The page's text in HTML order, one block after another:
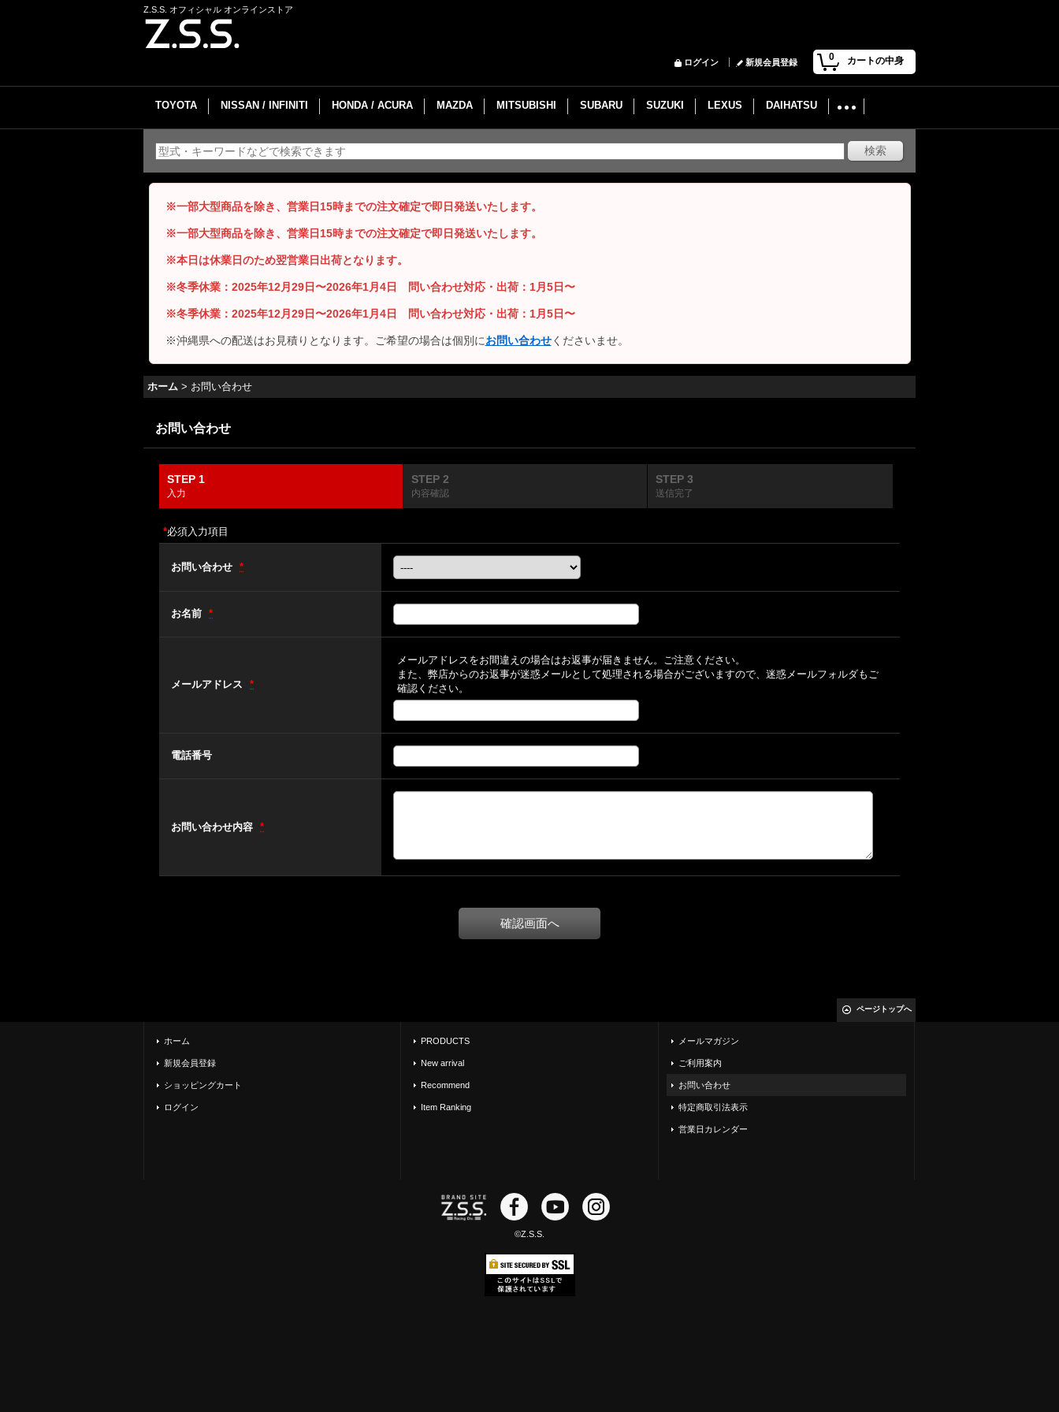
Z.S.S. オフィシャル オンラインストア
0 カートの中身
ログイン 新規会員登録
TOYOTA NISSAN / INFINITI HONDA / ACURA MAZDA MITSUBISHI SUBARU SUZUKI LEXUS DAIHATSU
※一部大型商品を除き、営業日15時までの注文確定で即日発送いたします。
※一部大型商品を除き、営業日15時までの注文確定で即日発送いたします。
※本日は休業日のため翌営業日出荷となります。
※冬季休業：2025年12月29日〜2026年1月4日 問い合わせ対応・出荷：1月5日〜
※冬季休業：2025年12月29日〜2026年1月4日 問い合わせ対応・出荷：1月5日〜
※沖縄県への配送はお見積りとなります。ご希望の場合は個別にお問い合わせくださいませ。
ホーム > お問い合わせ
お問い合わせ
STEP 1
入力
STEP 2
内容確認
STEP 3
送信完了
*必須入力項目
お問い合わせ *
お名前 *
メールアドレス *
メールアドレスをお間違えの場合はお返事が届きません。ご注意ください。
また、弊店からのお返事が迷惑メールとして処理される場合がございますので、迷惑メールフォルダもご
確認ください。
電話番号
お問い合わせ内容 *
ページトップへ
ホーム
新規会員登録
ショッピングカート
ログイン
PRODUCTS
New arrival
Recommend
Item Ranking
メールマガジン
ご利用案内
お問い合わせ
特定商取引法表示
営業日カレンダー
©Z.S.S.